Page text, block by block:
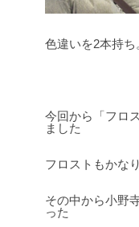
色違いを2本持ち
今回から「フロ
ました
フロストもかな
その中から小野
った